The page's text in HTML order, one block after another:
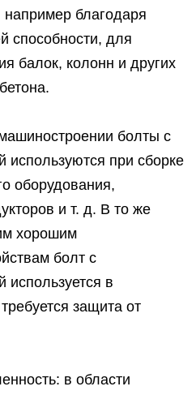
например благодаря
способности, для
балок, колонн и других
болты с
используются при сборке
оборудования,
и т. д. В то же
хорошим
болт с
используется в
защита от
в области